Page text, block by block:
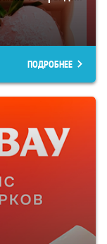
ПОДРОБНЕЕ